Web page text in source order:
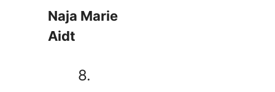
Naja Marie
Aidt
8.